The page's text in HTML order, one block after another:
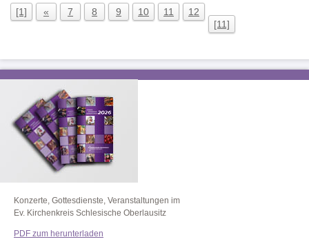
[1] « 7 8 9 10 11
12
[11]
Konzerte, Gottesdienste, Veranstaltungen im
Ev. Kirchenkreis Schlesische Oberlausitz
PDF zum herunterladen